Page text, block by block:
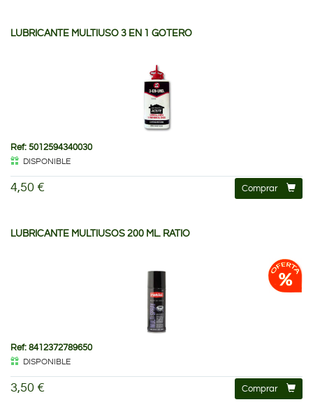
LUBRICANTE MULTIUSO 3 EN 1 GOTERO
Ref: 5012594340030
DISPONIBLE
4,50 € Comprar
LUBRICANTE MULTIUSOS 200 ML. RATIO
Ref: 8412372789650
DISPONIBLE
3,50 € Comprar